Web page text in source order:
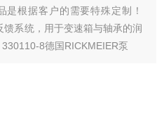
是根据客户的需要特殊定制！
系统，用于变速箱与轴承的润
8德国RICKMEIER泵